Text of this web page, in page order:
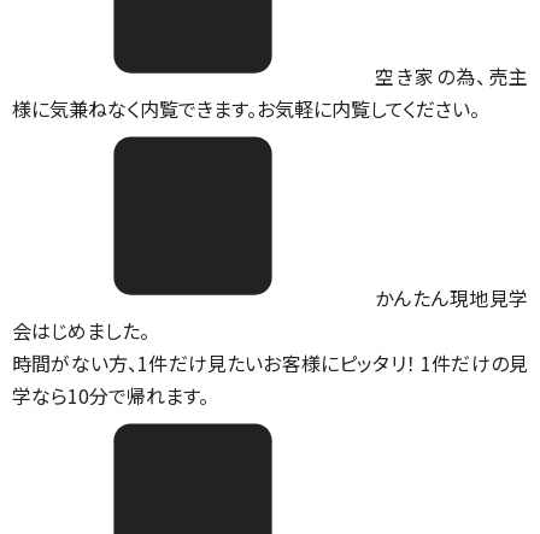
空き家の為、売主
様に気兼ねなく内覧できます。お気軽に内覧してください。
かんたん現地見学
会はじめました。
時間がない方、1件だけ見たいお客様にピッタリ！ 1件だけの見
学なら10分で帰れます。